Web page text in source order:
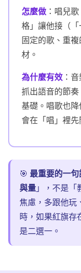
怎麼做 ：唱兒
格」讓他接（「
固定的歌、重
材。
為什麼有效 ：
抓出語音的節
基礎。唱歌也降
會在「唱」裡先
🎯 最重要的一句
與量 」，不是「
焦慮，多跟他
時，如果紅旗存
是二選一。